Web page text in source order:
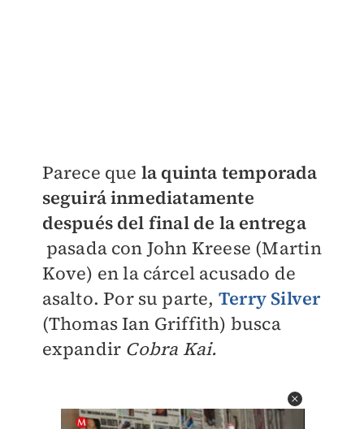
Parece que la quinta temporada
seguirá inmediatamente
después del final de la entrega
pasada con John Kreese (Martin
Kove) en la cárcel acusado de
asalto. Por su parte, Terry Silver
(Thomas Ian Griffith) busca
expandir Cobra Kai.